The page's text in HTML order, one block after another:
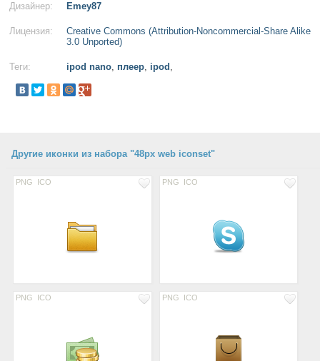
Дизайнер: Emey87
Лицензия:
Creative Commons (Attribution-Noncommercial-Share Alike
3.0 Unported)
Теги: ipod nano, плеер, ipod ,
Другие иконки из набора "48px web iconset"
PNG ICO PNG ICO
PNG ICO PNG ICO